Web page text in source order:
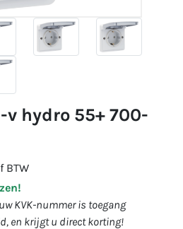
BTW
KVK-nummer is toegang
en krijgt u direct korting!